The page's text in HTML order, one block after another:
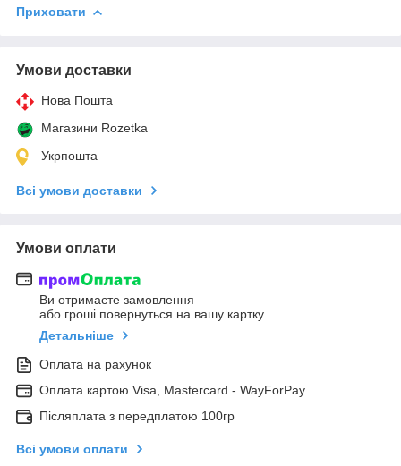
Приховати
Умови доставки
Нова Пошта
Магазини Rozetka
Укрпошта
Всі умови доставки
Умови оплати
Ви отримаєте замовлення
або гроші повернуться на вашу картку
Детальніше
Оплата на рахунок
Оплата картою Visa, Mastercard - WayForPay
Післяплата з передплатою 100гр
Всі умови оплати